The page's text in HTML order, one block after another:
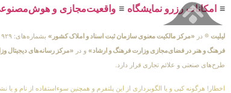
≡ امکانات رزرو نمایشگاه ≡ واقعیت‌مجازی و
لیلیت ® در «مرکز مالکیت معنوی سازمان ثبت اسناد و املاک کشور» بشماره‌های: ۲۸۰۹۲۹ و ۴۵۱۸۴۱ ، به ثبت رسیده است و در
فرهنگ و هنر در فضای‌مجازی وزارت فرهنگ و ارشاد» و در «مرکز رسانه‌های دیجیتال
طرح‌های صنعتی و علائم تجاری قرار دارد.
اخطار! هرگونه کپی و یا الگوبرداری از این پلتفرم و همچنین سوءاستفاده از نام و